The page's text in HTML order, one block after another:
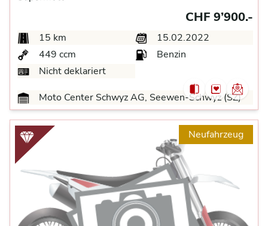
CHF 9’900.-
15 km
15.02.2022
449 ccm
Benzin
Nicht deklariert
Moto Center Schwyz AG, Seewen-Schwyz (SZ)
Neufahrzeug